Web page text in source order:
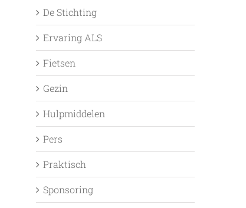
De Stichting
Ervaring ALS
Fietsen
Gezin
Hulpmiddelen
Pers
Praktisch
Sponsoring